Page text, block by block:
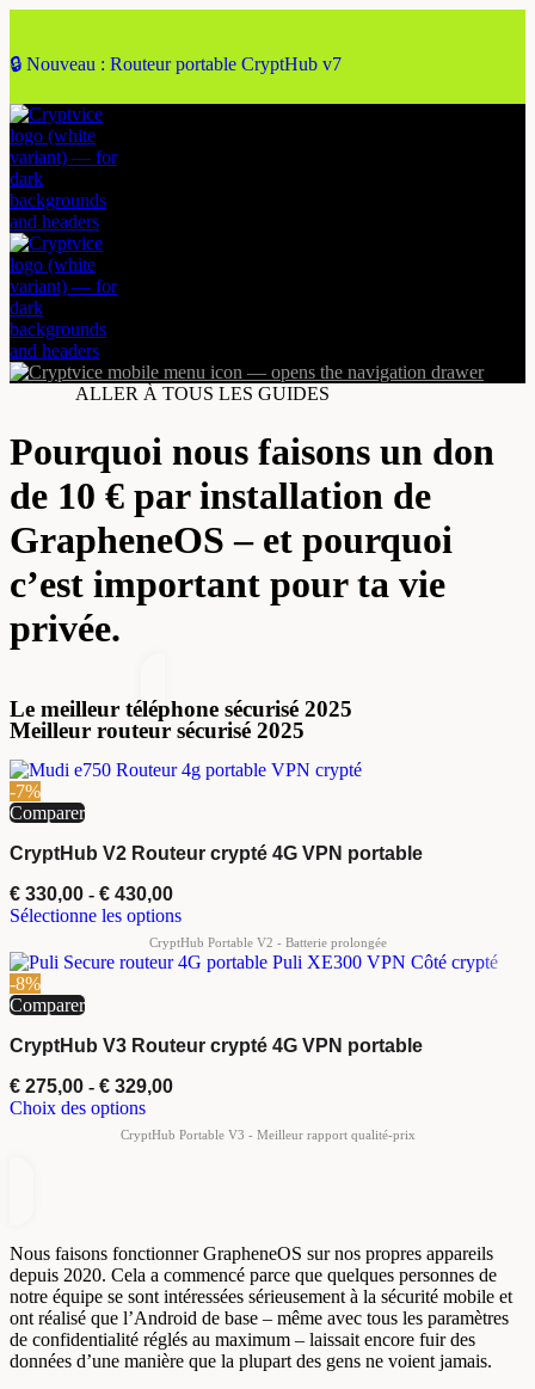
🔒 Nouveau : Routeur portable CryptHub v7
ALLER À TOUS LES GUIDES
Pourquoi nous faisons un don
de 10 € par installation de
GrapheneOS – et pourquoi
c’est important pour ta vie
privée.
Le meilleur téléphone sécurisé 2025
Meilleur routeur sécurisé 2025
-7%
Comparer
CryptHub V2 Routeur crypté 4G VPN portable
€ 330,00 - € 430,00
Sélectionne les options
-8%
Comparer
CryptHub V3 Routeur crypté 4G VPN portable
€ 275,00 - € 329,00
Choix des options
Nous faisons fonctionner GrapheneOS sur nos propres appareils
depuis 2020. Cela a commencé parce que quelques personnes de
notre équipe se sont intéressées sérieusement à la sécurité mobile et
ont réalisé que l’Android de base – même avec tous les paramètres
de confidentialité réglés au maximum – laissait encore fuir des
données d’une manière que la plupart des gens ne voient jamais.